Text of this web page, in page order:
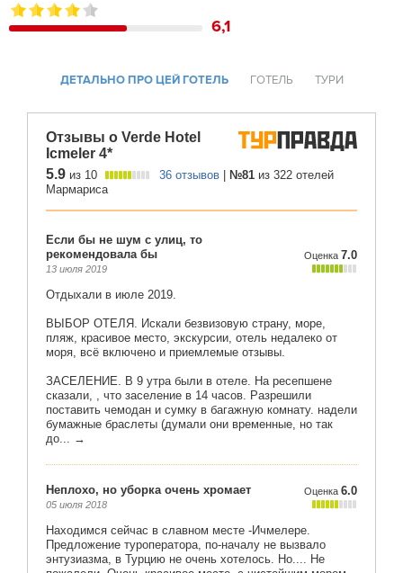
6,1
ДЕТАЛЬНО ПРО ЦЕЙ ГОТЕЛЬ ГОТЕЛЬ ТУРИ